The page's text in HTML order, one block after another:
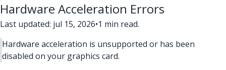
Hardware Acceleration Errors
Last updated: jul 15, 2026•1 min read.
Hardware acceleration is unsupported or has been
disabled on your graphics card.